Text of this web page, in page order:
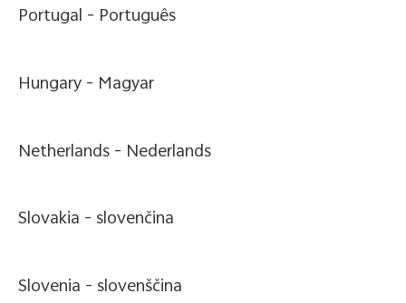
Portugal - Português
Hungary - Magyar
Netherlands - Nederlands
Slovakia -slovenčina
Slovenia -slovenščina